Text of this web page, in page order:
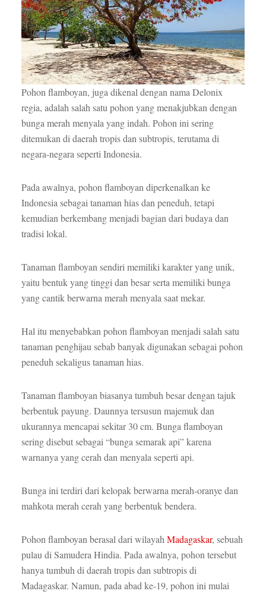
Pohon flamboyan, juga dikenal dengan nama Delonix
regia, adalah salah satu pohon yang menakjubkan dengan
bunga merah menyala yang indah. Pohon ini sering
ditemukan di daerah tropis dan subtropis, terutama di
negara-negara seperti Indonesia.
Pada awalnya, pohon flamboyan diperkenalkan ke
Indonesia sebagai tanaman hias dan peneduh, tetapi
kemudian berkembang menjadi bagian dari budaya dan
tradisi lokal.
Tanaman flamboyan sendiri memiliki karakter yang unik,
yaitu bentuk yang tinggi dan besar serta memiliki bunga
yang cantik berwarna merah menyala saat mekar.
Hal itu menyebabkan pohon flamboyan menjadi salah satu
tanaman penghijau sebab banyak digunakan sebagai pohon
peneduh sekaligus tanaman hias.
Tanaman flamboyan biasanya tumbuh besar dengan tajuk
berbentuk payung. Daunnya tersusun majemuk dan
ukurannya mencapai sekitar 30 cm. Bunga flamboyan
sering disebut sebagai “bunga semarak api” karena
warnanya yang cerah dan menyala seperti api.
Bunga ini terdiri dari kelopak berwarna merah-oranye dan
mahkota merah cerah yang berbentuk bendera.
Pohon flamboyan berasal dari wilayah Madagaskar, sebuah
pulau di Samudera Hindia. Pada awalnya, pohon tersebut
hanya tumbuh di daerah tropis dan subtropis di
Madagaskar. Namun, pada abad ke-19, pohon ini mulai